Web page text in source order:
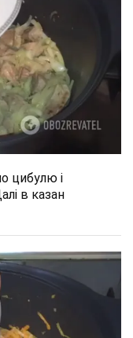
цибулю і
в казан